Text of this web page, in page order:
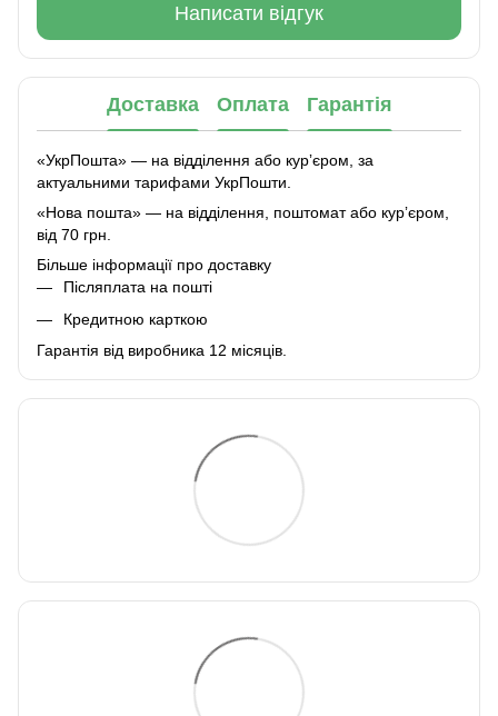
Написати відгук
Доставка Оплата Гарантія
«УкрПошта» — на відділення або курʼєром, за
актуальними тарифами УкрПошти.
«Нова пошта» — на відділення, поштомат або курʼєром,
від 70 грн.
Більше інформації про доставку
Післяплата на пошті
Кредитною карткою
Гарантія від виробника 12 місяців.